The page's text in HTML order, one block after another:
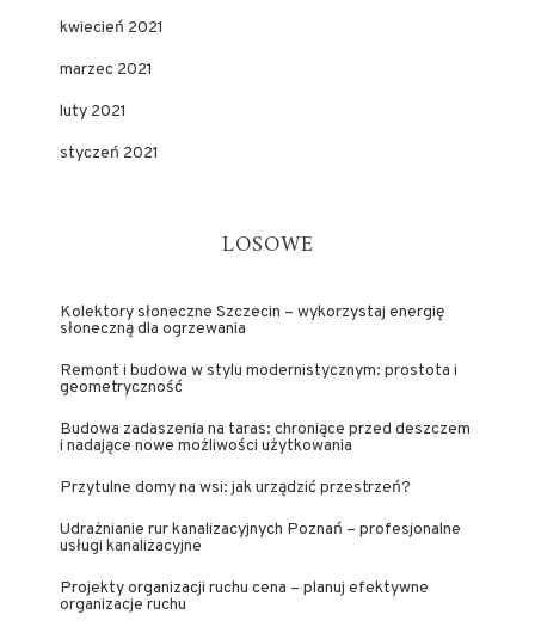
kwiecień 2021
marzec 2021
luty 2021
styczeń 2021
LOSOWE
Kolektory słoneczne Szczecin – wykorzystaj energię
słoneczną dla ogrzewania
Remont i budowa w stylu modernistycznym: prostota i
geometryczność
Budowa zadaszenia na taras: chroniące przed deszczem
i nadające nowe możliwości użytkowania
Przytulne domy na wsi: jak urządzić przestrzeń?
Udrażnianie rur kanalizacyjnych Poznań – profesjonalne
usługi kanalizacyjne
Projekty organizacji ruchu cena – planuj efektywne
organizacje ruchu